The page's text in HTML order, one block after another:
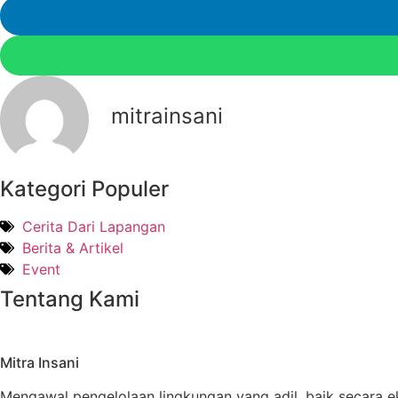
mitrainsani
Kategori Populer
Cerita Dari Lapangan
Berita & Artikel
Event
Tentang Kami
Mitra Insani